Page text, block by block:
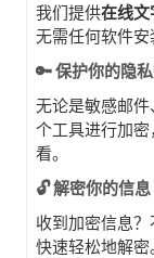
我们提供在线文
无需任何软件安
🔑 保护你的隐
无论是敏感邮
个工具进行加
看。
🔓 解密你的信息
收到加密信息
快速轻松地解密